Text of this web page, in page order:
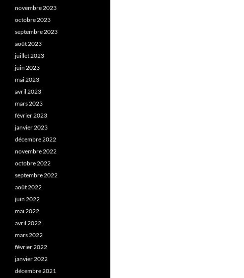
novembre 2023
octobre 2023
septembre 2023
août 2023
juillet 2023
juin 2023
mai 2023
avril 2023
mars 2023
février 2023
janvier 2023
décembre 2022
novembre 2022
octobre 2022
septembre 2022
août 2022
juin 2022
mai 2022
avril 2022
mars 2022
février 2022
janvier 2022
décembre 2021